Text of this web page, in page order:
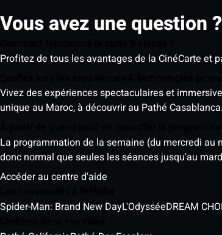
Vous avez une question ?
Profitez de tous les avantages de la CinéCarte et
Vivez des expériences spectaculaires et
unique au Maroc, à découvrir au Pathé Casablanca.
La programmation de la semaine (du mercredi
donc normal que seules les séances jusqu'au
Accéder au centre d'aide
Spider-Man: Brand New DayL'Odyssée